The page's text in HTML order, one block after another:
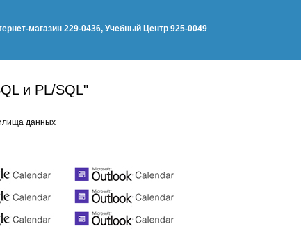
магазин 229-0436, Учебный Центр 925-0049
и PL/SQL"
данных